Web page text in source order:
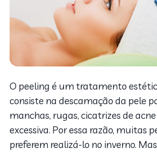
O peeling é um tratamento
consiste na descamação da pele
manchas, rugas, cicatrizes de
excessiva. Por essa razão, muitas
preferem realizá-lo no inverno.